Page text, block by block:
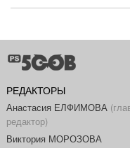
РЕДАКТОРЫ
Анастасия ЕЛФИМОВА
редактор)
Виктория МОРОЗОВА